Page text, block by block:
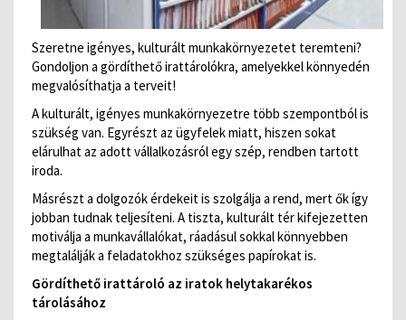
Szeretne igényes, kulturált munkakörnyezetet teremteni?
Gondoljon a gördíthető irattárolókra, amelyekkel könnyedén
megvalósíthatja a terveit!
A kulturált, igényes munkakörnyezetre több szempontból is
szükség van. Egyrészt az ügyfelek miatt, hiszen sokat
elárulhat az adott vállalkozásról egy szép, rendben tartott
iroda.
Másrészt a dolgozók érdekeit is szolgálja a rend, mert ők így
jobban tudnak teljesíteni. A tiszta, kulturált tér kifejezetten
motiválja a munkavállalókat, ráadásul sokkal könnyebben
megtalálják a feladatokhoz szükséges papírokat is.
Gördíthető irattároló az iratok helytakarékos
tárolásához